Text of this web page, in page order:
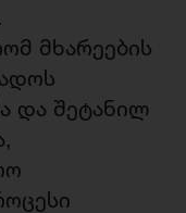
მხარეების
და შეტანილ